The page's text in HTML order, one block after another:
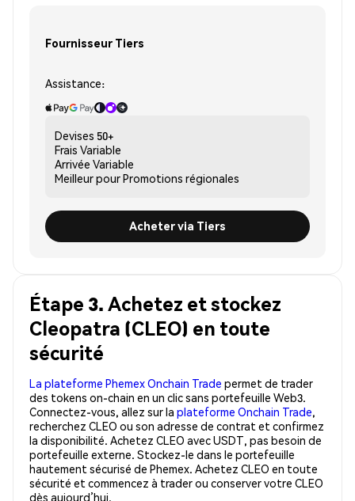
Fournisseur Tiers
Assistance:
Devises 50+
Frais Variable
Arrivée Variable
Meilleur pourPromotions régionales
Acheter via Tiers
Étape 3. Achetez et stockez
Cleopatra (CLEO) en toute
sécurité
La plateforme Phemex Onchain Trade permet de trader
des tokens on-chain en un clic sans portefeuille Web3.
Connectez-vous, allez sur la plateforme Onchain Trade,
recherchez CLEO ou son adresse de contrat et confirmez
la disponibilité. Achetez CLEO avec USDT, pas besoin de
portefeuille externe. Stockez-le dans le portefeuille
hautement sécurisé de Phemex. Achetez CLEO en toute
sécurité et commencez à trader ou conserver votre CLEO
dès aujourd’hui.